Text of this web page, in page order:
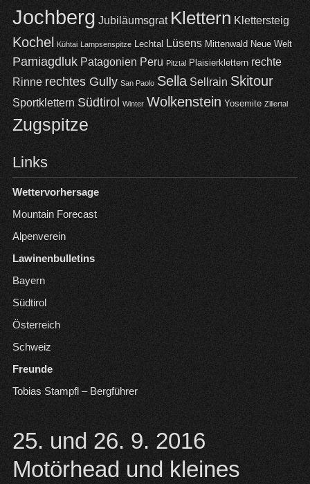
Jochberg Jubiläumsgrat Klettern Klettersteig
Kochel Kühtai Lampsenspitze Lechtal Lüsens Mittenwald Neue Welt
Pamiagdluk Patagonien Peru Pitztal Plaisierklettern rechte
Rinne rechtes Gully San Paolo Sella Sellrain Skitour
Sportklettern Südtirol Winter Wolkenstein Yosemite Zillertal
Zugspitze
Links
Wettervorhersage
Mountain Forecast
Alpenverein
Lawinenbulletins
Bayern
Südtirol
Österreich
Schweiz
Freunde
Tobias Stampfl – Bergführer
25. und 26. 9. 2016
Motörhead und kleines